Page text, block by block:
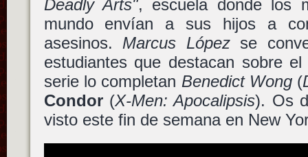
Deadly Arts", escuela donde los
mundo envían a sus hijos a
asesinos. Marcus Lópezse
estudiantes que destacan sobre
serie lo completan Benedict Wong (
Condor(X-Men: Apocalipsis). Os
visto este fin de semana en New